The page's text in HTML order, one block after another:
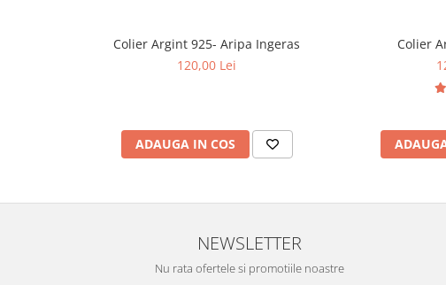
Colier Argint 925- Aripa Ingeras
120,00 Lei
ADAUGA IN COS
Colier
NEWSLETTER
Nu rata ofertele si promotiile noastre